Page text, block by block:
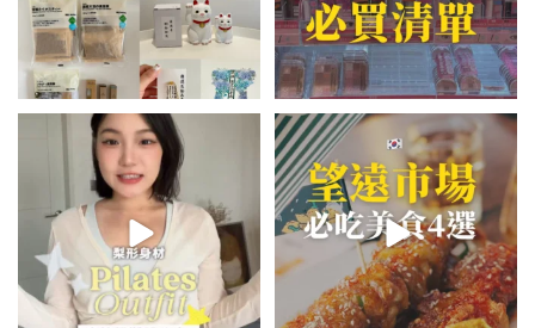
💭留言「美背」傳🔗給你！
🏷️#吉推韓國 🇰🇷
...
49 20
\🇰🇷韓國望遠市場4家必吃美食
😋/
💭留言「望遠市場」傳地址給你
350 59